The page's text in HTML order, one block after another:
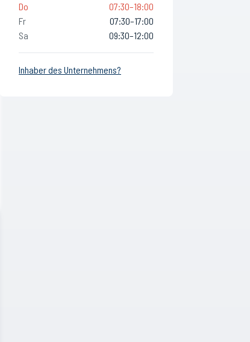
Do
07:30–18:00
Fr
07:30–17:00
Sa
09:30–12:00
Inhaber des Unternehmens?